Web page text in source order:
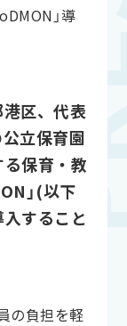
区、代表
立保育園
保育・教
」(以下
すること
の負担を軽